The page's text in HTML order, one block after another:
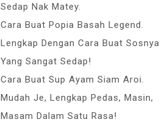
Sedap Nak Matey.
Cara Buat Popia Basah Legend.
Lengkap Dengan Cara Buat Sosnya
Yang Sangat Sedap!
Cara Buat Sup Ayam Siam Aroi.
Mudah Je, Lengkap Pedas, Masin,
Masam Dalam Satu Rasa!